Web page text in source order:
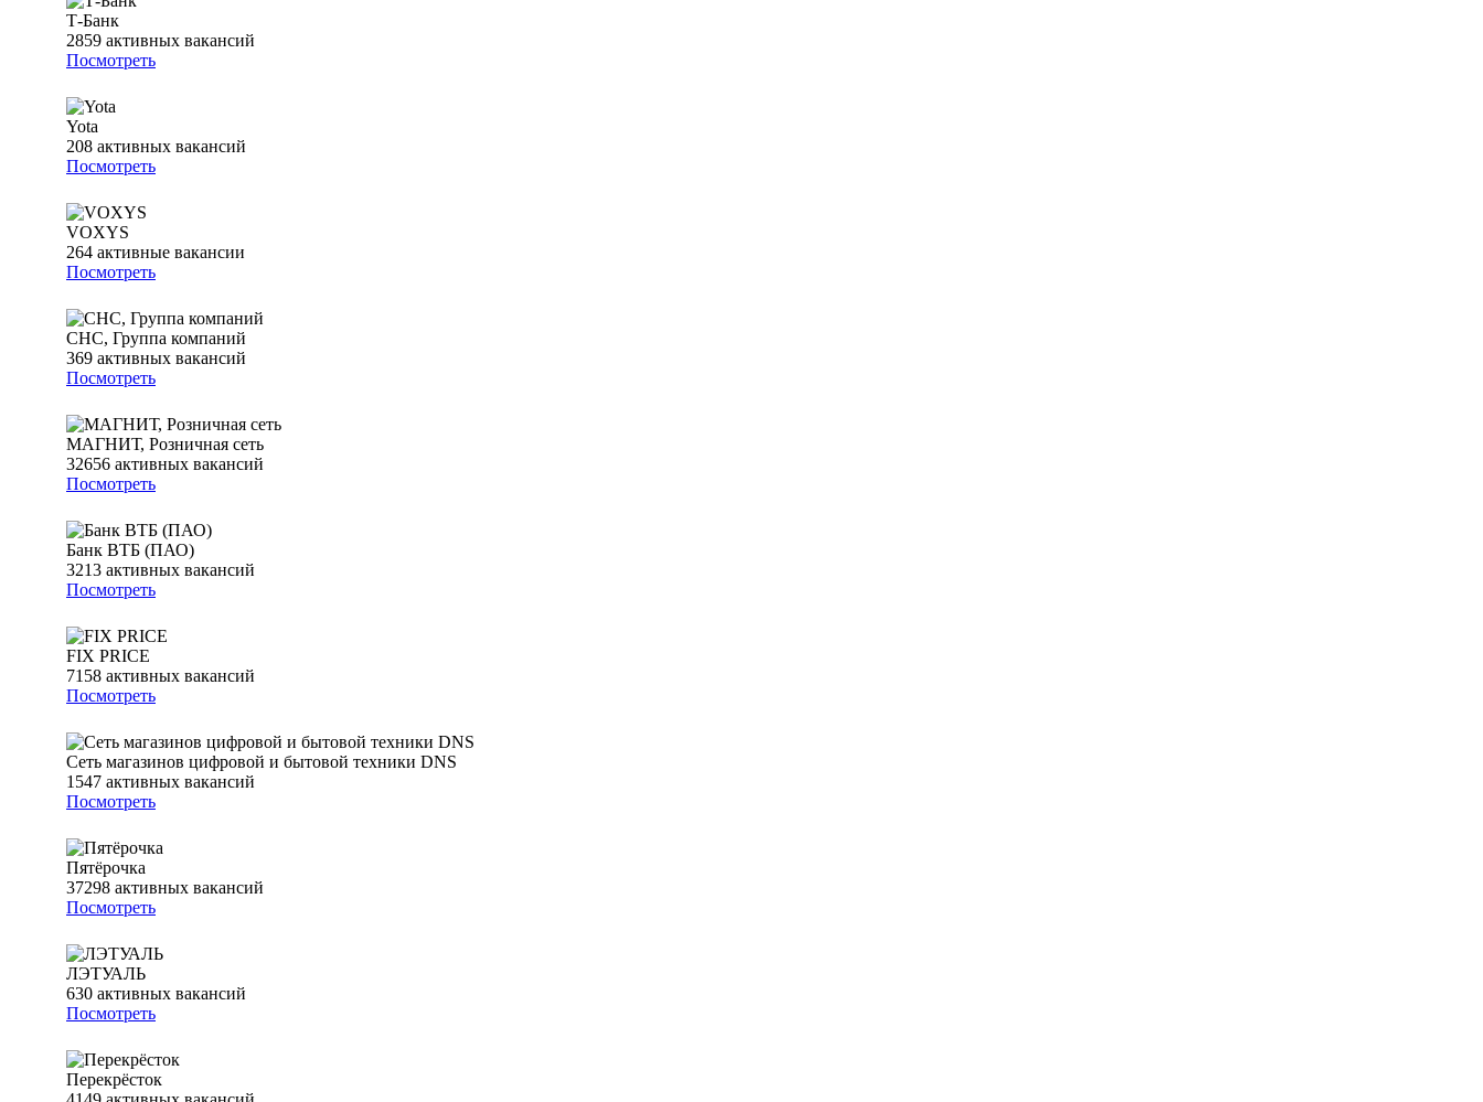
Т-Банк
2859 активных вакансий
Посмотреть
Yota
208 активных вакансий
Посмотреть
VOXYS
264 активные вакансии
Посмотреть
СНС, Группа компаний
369 активных вакансий
Посмотреть
МАГНИТ, Розничная сеть
32656 активных вакансий
Посмотреть
Банк ВТБ (ПАО)
3213 активных вакансий
Посмотреть
FIX PRICE
7158 активных вакансий
Посмотреть
Сеть магазинов цифровой и бытовой техники DNS
1547 активных вакансий
Посмотреть
Пятёрочка
37298 активных вакансий
Посмотреть
ЛЭТУАЛЬ
630 активных вакансий
Посмотреть
Перекрёсток